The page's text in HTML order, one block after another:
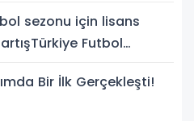
sezonu için lisans
Futbol
Bir İlk Gerçekleşti!